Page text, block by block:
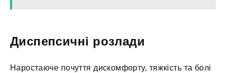
Диспепсичні розлади
Наростаюче почуття дискомфорту, тяжкість та болі